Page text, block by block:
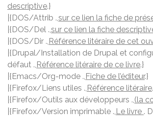
descriptive.}
|{DOS/Attrib .,sur ce lien la fiche de
|{DOS/Del .,sur ce lien la fiche
|{DOS/Dir ., Référence litéraire de cet
|{Drupal/Installation de Drupal et
défaut ., Référence litéraire de ce livre.}
|{Emacs/Org-mode ., Fiche de l’éditeur.}
|{Firefox/Liens utiles ., Référence litéraire
|{Firefox/Outils aux développeurs .,(la
|{Firefox/Version imprimable ., Le livre .